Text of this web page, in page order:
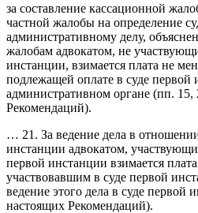
за составление кассационной
частной жалобы на определение
административному делу,
жалобам адвокатом, не
инстанции, взимается плата не
подлежащей оплате в суде первой
административном органе (пп. 15,
Рекомендаций).
… 21. За ведение дела в
инстанции адвокатом,
первой инстанции взимается
участвовавшим в суде первой
ведение этого дела в суде первой
настоящих Рекомендаций).